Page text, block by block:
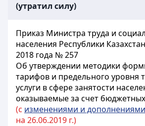
(утратил силу)
Приказ Министра труда и
населения Республики
2018 года № 257
Об утверждении методики
тарифов и предельного уровня
услуги в сфере занятости
оказываемые за счет
(с изменениями и дополнениями
на 26.06.2019 г.)